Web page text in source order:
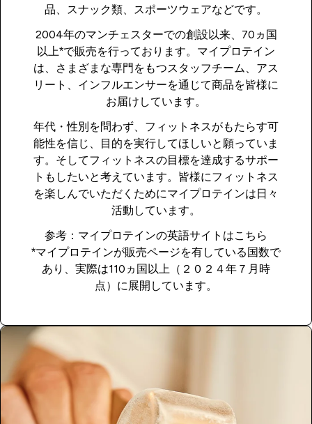
品、スナック類、スポーツウェアなどです。
2004年のマンチェスターでの創設以来、70ヵ国
以上*で販売を行っております。マイプロテイン
は、さまざまな専門をもつスタッフチーム、アス
リート、インフルエンサーを通じて商品を皆様に
お届けしています。
年代・性別を問わず、フィットネスがもたらす可
能性を信じ、目的を実行してほしいと願っていま
す。そしてフィットネスの目標を達成するサポー
トもしたいと考えています。皆様にフィットネス
を楽しんでいただくためにマイプロテインは日々
活動しています。
参考：マイプロテインの英語サイトはこちら
*マイプロテインが販売ページを有している国数で
あり、実際は110ヵ国以上（２０２４年７月時
点）に展開しています。